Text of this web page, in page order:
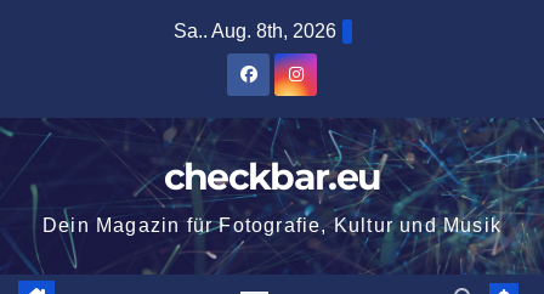
Sa.. Aug. 8th, 2026
checkbar.eu
Dein Magazin für Fotografie, Kultur und Musik